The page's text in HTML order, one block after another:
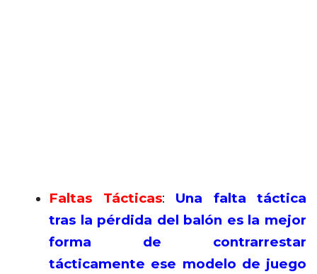
Faltas Tácticas: Una falta táctica
tras la pérdida del balón es la mejor
forma de contrarrestar
tácticamente ese modelo de juego